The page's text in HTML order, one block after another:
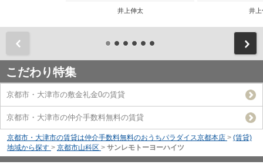
井上伸太 井上
こだわり特集
京都市・大津市の敷金礼金0の賃貸
京都市・大津市の仲介手数料無料の賃貸
京都市・大津市の賃貸は仲介手数料無料のおうちパラダイス京都本店 > (賃貸)
地域から探す > 京都市山科区 > サンレモトーヨーハイツ